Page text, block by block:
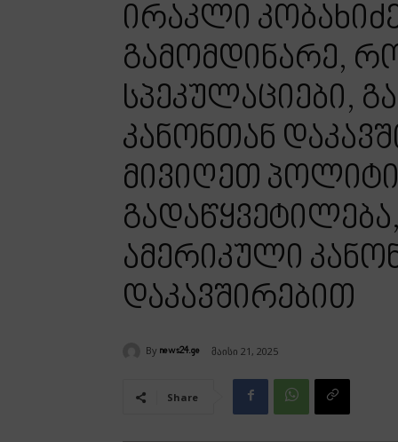
ირაკლი
გამომდინარე,
სპეკულაციები,
კანონთან
მივიღეთ
ამერიკული
დაკავშირებით
By news24.ge მაისი 21, 2025
Share